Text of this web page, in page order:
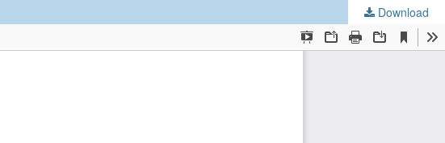
Download